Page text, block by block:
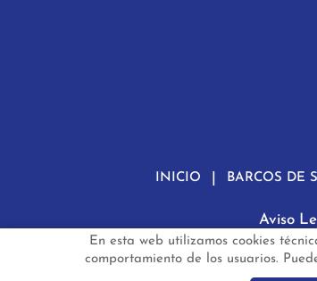
En esta web utilizamos cookies
comportamiento de los usuarios.
INICIO BARCOS DE
Aviso